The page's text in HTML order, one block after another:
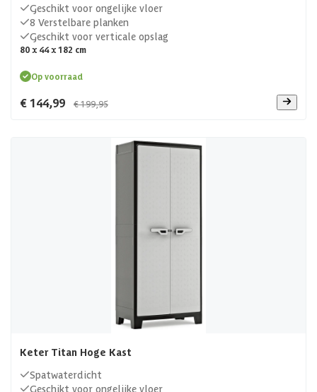
Geschikt voor ongelijke vloer
8 Verstelbare planken
Geschikt voor verticale opslag
80 x 44 x 182 cm
Op voorraad
€ 144,99 € 199,95
Keter Titan Hoge Kast
Spatwaterdicht
Geschikt voor ongelijke vloer